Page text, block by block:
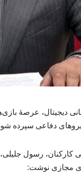
دیجیتال، عرصهٔ
دفاعی سپرده
رسول
مجازی نوشت: